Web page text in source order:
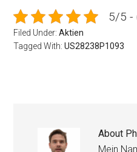
5/5 -
Filed Under:Aktien
Tagged With:US28238P1093
About
Mein